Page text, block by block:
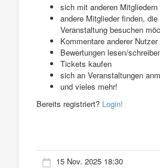
sich mit anderen Mitgliedern
andere Mitglieder finden,
Veranstaltung besuchen
Kommentare anderer
Bewertungen lesen/
Tickets kaufen
sich an Veranstaltungen
und vieles mehr!
Bereits registriert? Login!
15 Nov. 2025 18:30